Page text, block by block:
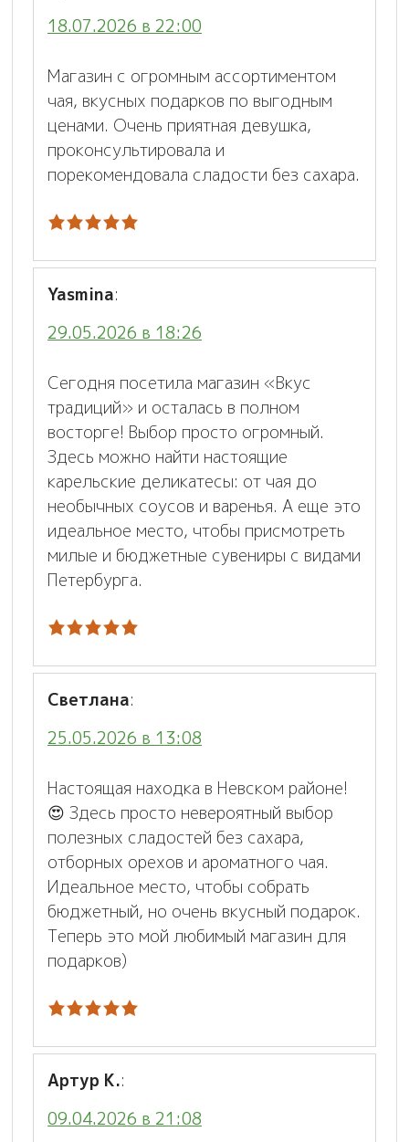
18.07.2026 в 22:00
Магазин с огромным ассортиментом
чая, вкусных подарков по выгодным
ценами. Очень приятная девушка,
проконсультировала и
порекомендовала сладости без сахара.
Yasmina:
29.05.2026 в 18:26
Сегодня посетила магазин «Вкус
традиций» и осталась в полном
восторге! Выбор просто огромный.
Здесь можно найти настоящие
карельские деликатесы: от чая до
необычных соусов и варенья. А еще это
идеальное место, чтобы присмотреть
милые и бюджетные сувениры с видами
Петербурга.
Светлана:
25.05.2026 в 13:08
Настоящая находка в Невском районе!
😍 Здесь просто невероятный выбор
полезных сладостей без сахара,
отборных орехов и ароматного чая.
Идеальное место, чтобы собрать
бюджетный, но очень вкусный подарок.
Теперь это мой любимый магазин для
подарков)
Артур К.:
09.04.2026 в 21:08